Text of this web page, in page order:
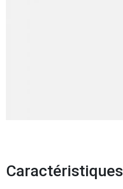
Caractéristiques